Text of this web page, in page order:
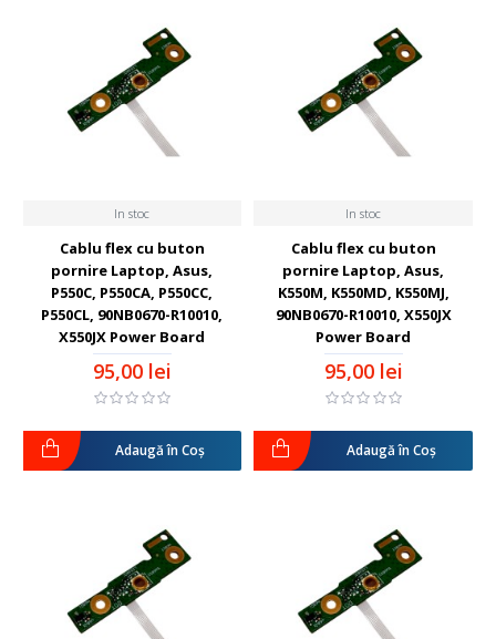
In stoc
Cablu flex cu buton
pornire Laptop, Asus,
P550C, P550CA, P550CC,
P550CL, 90NB0670-R10010,
X550JX Power Board
95,00 lei
Adaugă în Coş
In stoc
Cablu flex cu buton
pornire Laptop, Asus,
K550M, K550MD, K550MJ,
90NB0670-R10010, X550JX
Power Board
95,00 lei
Adaugă în Coş